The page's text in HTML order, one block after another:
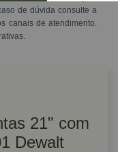
de dúvida consulte a
canais de atendimento.
21" com
Dewalt